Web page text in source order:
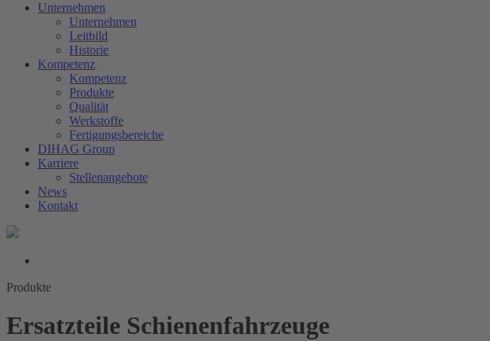
Unternehmen
Unternehmen
Leitbild
Historie
Kompetenz
Kompetenz
Produkte
Qualität
Werkstoffe
Fertigungsbereiche
DIHAG Group
Karriere
Stellenangebote
News
Kontakt
Produkte
Ersatzteile Schienenfahrzeuge